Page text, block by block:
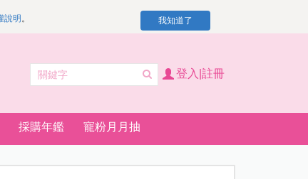
說明 。 我知道了
登入|註冊
採購年鑑 寵粉月月抽